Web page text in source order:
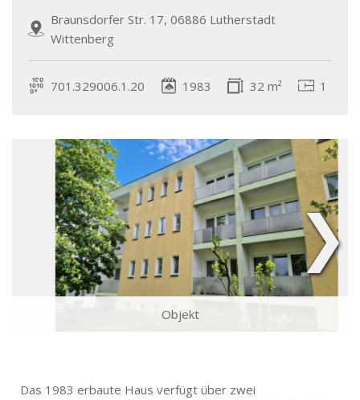
Braunsdorfer Str. 17, 06886 Lutherstadt
Wittenberg
701.329006.1.20 1983 32 m² 1
Objekt
❯
Das 1983 erbaute Haus verfügt über zwei